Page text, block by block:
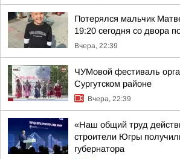
Потерялся мальчик
19:20 сегодня со двора
Вчера, 22:39
ЧУМовой фестиваль
Сургутском районе
Вчера, 22:39
«Наш общий труд
строители Югры
губернатора